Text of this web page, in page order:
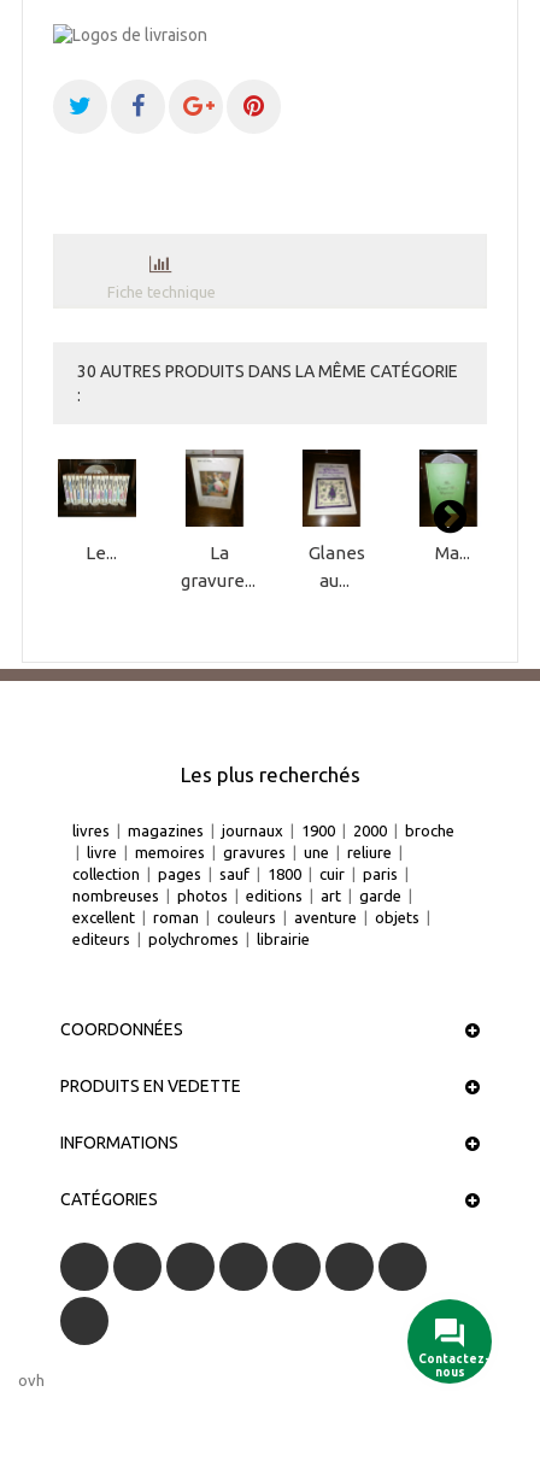
Fiche technique
30 AUTRES PRODUITS DANS LA MÊME CATÉGORIE
:
Le...
La
gravure...
Glanes
au...
Ma...
Les plus recherchés
livres | magazines | journaux | 1900 | 2000 | broche
| livre | memoires | gravures | une | reliure |
collection | pages | sauf | 1800 | cuir | paris |
nombreuses | photos | editions | art | garde |
excellent | roman | couleurs | aventure | objets |
editeurs | polychromes | librairie
COORDONNÉES
PRODUITS EN VEDETTE
INFORMATIONS
CATÉGORIES
Contactez-
nous
ovh